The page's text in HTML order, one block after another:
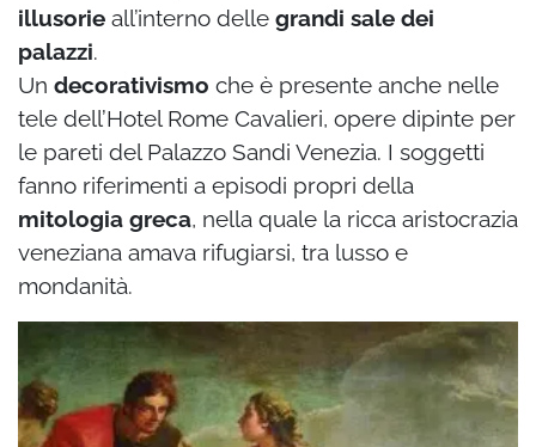
illusorie all’interno delle grandi sale dei
palazzi.
Un decorativismo che è presente anche nelle
tele dell’Hotel Rome Cavalieri, opere dipinte per
le pareti del Palazzo Sandi Venezia. I soggetti
fanno riferimenti a episodi propri della
mitologia greca, nella quale la ricca aristocrazia
veneziana amava rifugiarsi, tra lusso e
mondanità.